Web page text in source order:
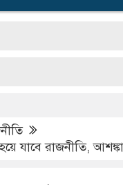
যাবে রাজনীতি, আশঙ্কা